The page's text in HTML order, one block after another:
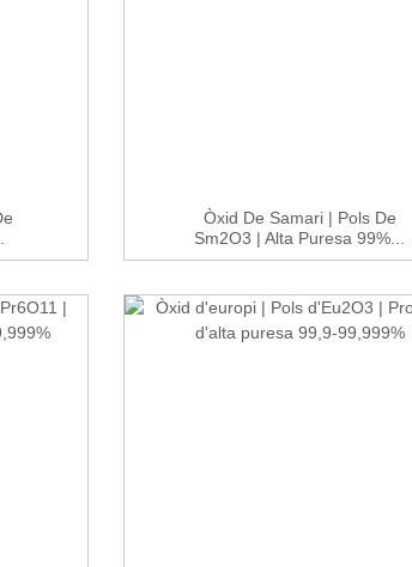
Òxid De Samari | Pols De
Sm2O3 | Alta Puresa 99%...